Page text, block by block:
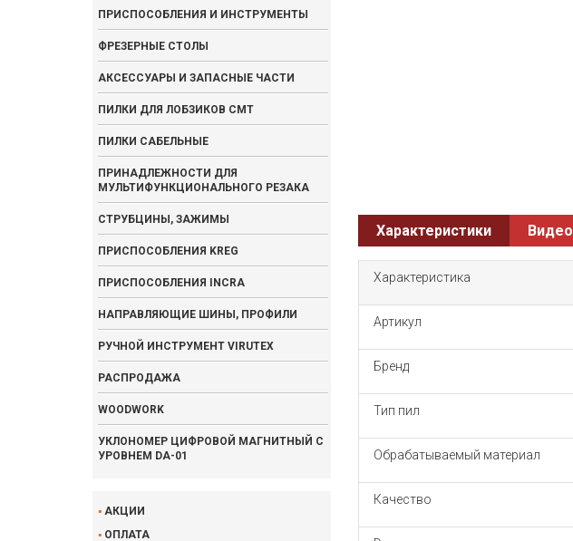
ПРИСПОСОБЛЕНИЯ И ИНСТРУМЕНТЫ
ФРЕЗЕРНЫЕ СТОЛЫ
АКСЕССУАРЫ И ЗАПАСНЫЕ ЧАСТИ
ПИЛКИ ДЛЯ ЛОБЗИКОВ CMT
ПИЛКИ САБЕЛЬНЫЕ
ПРИНАДЛЕЖНОСТИ ДЛЯ
МУЛЬТИФУНКЦИОНАЛЬНОГО РЕЗАКА
СТРУБЦИНЫ, ЗАЖИМЫ
ПРИСПОСОБЛЕНИЯ KREG
ПРИСПОСОБЛЕНИЯ INCRA
НАПРАВЛЯЮЩИЕ ШИНЫ, ПРОФИЛИ
РУЧНОЙ ИНСТРУМЕНТ VIRUTEX
РАСПРОДАЖА
WOODWORK
УКЛОНОМЕР ЦИФРОВОЙ МАГНИТНЫЙ С
УРОВНЕМ DA-01
АКЦИИ
ОПЛАТА
Характеристики Видео
Характеристика
Артикул
Бренд
Тип пил
Обрабатываемый материал
Качество